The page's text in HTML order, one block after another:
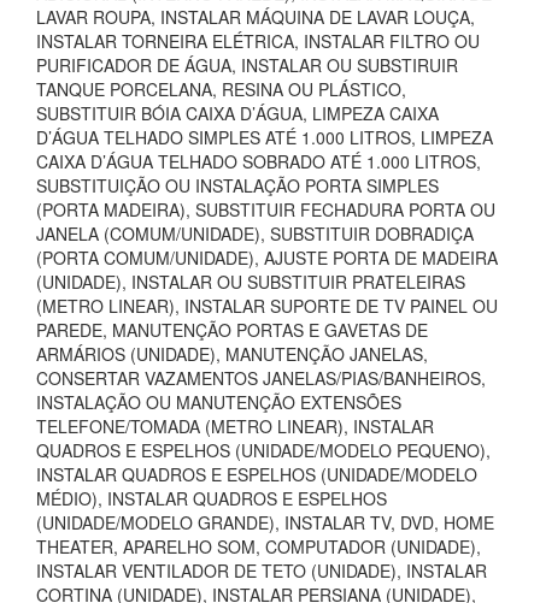
LAVAR ROUPA, INSTALAR MÁQUINA DE LAVAR LOUÇA,
INSTALAR TORNEIRA ELÉTRICA, INSTALAR FILTRO OU
PURIFICADOR DE ÁGUA, INSTALAR OU SUBSTIRUIR
TANQUE PORCELANA, RESINA OU PLÁSTICO,
SUBSTITUIR BÓIA CAIXA D’ÁGUA, LIMPEZA CAIXA
D’ÁGUA TELHADO SIMPLES ATÉ 1.000 LITROS, LIMPEZA
CAIXA D’ÁGUA TELHADO SOBRADO ATÉ 1.000 LITROS,
SUBSTITUIÇÃO OU INSTALAÇÃO PORTA SIMPLES
(PORTA MADEIRA), SUBSTITUIR FECHADURA PORTA OU
JANELA (COMUM/UNIDADE), SUBSTITUIR DOBRADIÇA
(PORTA COMUM/UNIDADE), AJUSTE PORTA DE MADEIRA
(UNIDADE), INSTALAR OU SUBSTITUIR PRATELEIRAS
(METRO LINEAR), INSTALAR SUPORTE DE TV PAINEL OU
PAREDE, MANUTENÇÃO PORTAS E GAVETAS DE
ARMÁRIOS (UNIDADE), MANUTENÇÃO JANELAS,
CONSERTAR VAZAMENTOS JANELAS/PIAS/BANHEIROS,
INSTALAÇÃO OU MANUTENÇÃO EXTENSÕES
TELEFONE/TOMADA (METRO LINEAR), INSTALAR
QUADROS E ESPELHOS (UNIDADE/MODELO PEQUENO),
INSTALAR QUADROS E ESPELHOS (UNIDADE/MODELO
MÉDIO), INSTALAR QUADROS E ESPELHOS
(UNIDADE/MODELO GRANDE), INSTALAR TV, DVD, HOME
THEATER, APARELHO SOM, COMPUTADOR (UNIDADE),
INSTALAR VENTILADOR DE TETO (UNIDADE), INSTALAR
CORTINA (UNIDADE), INSTALAR PERSIANA (UNIDADE),